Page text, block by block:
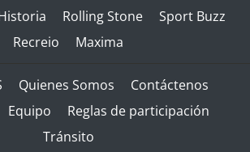
Rolling Stone
Sport Buzz
Recreio
Maxima
Quienes Somos
Contáctenos
Equipo
Reglas de participación
Tránsito